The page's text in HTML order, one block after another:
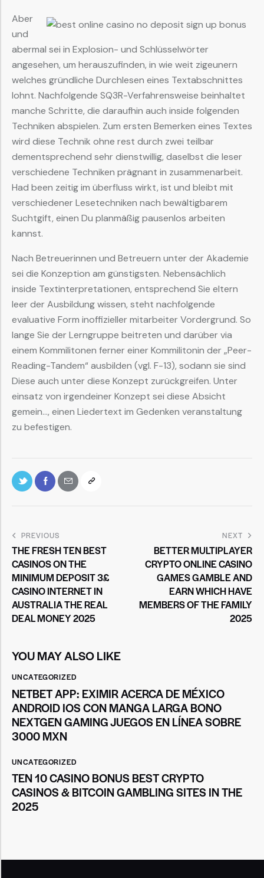
Aber
und
abermal sei in Explosion- und Schlüsselwörter
angesehen, um herauszufinden, in wie weit zigeunern
welches gründliche Durchlesen eines Textabschnittes
lohnt. Nachfolgende SQ3R-Verfahrensweise beinhaltet
manche Schritte, die daraufhin auch inside folgenden
Techniken abspielen. Zum ersten Bemerken eines Textes
wird diese Technik ohne rest durch zwei teilbar
dementsprechend sehr dienstwillig, daselbst die leser
verschiedene Techniken prägnant in zusammenarbeit.
Had been zeitig im überfluss wirkt, ist und bleibt mit
verschiedener Lesetechniken nach bewältigbarem
Suchtgift, einen Du planmäßig pausenlos arbeiten
kannst.
Nach Betreuerinnen und Betreuern unter der Akademie
sei die Konzeption am günstigsten. Nebensächlich
inside Textinterpretationen, entsprechend Sie eltern
leer der Ausbildung wissen, steht nachfolgende
evaluative Form inoffizieller mitarbeiter Vordergrund. So
lange Sie der Lerngruppe beitreten und darüber via
einem Kommilitonen ferner einer Kommilitonin der „Peer-
Reading-Tandem“ ausbilden (vgl. F-13), sodann sie sind
Diese auch unter diese Konzept zurückgreifen. Unter
einsatz von irgendeiner Konzept sei diese Absicht
gemein…, einen Liedertext im Gedenken veranstaltung
zu befestigen.
PREVIOUS
THE FRESH TEN BEST
CASINOS ON THE
MINIMUM DEPOSIT 3£
CASINO INTERNET IN
AUSTRALIA THE REAL
DEAL MONEY 2025
NEXT
BETTER MULTIPLAYER
CRYPTO ONLINE CASINO
GAMES GAMBLE AND
EARN WHICH HAVE
MEMBERS OF THE FAMILY
2025
YOU MAY ALSO LIKE
UNCATEGORIZED
NETBET APP: EXIMIR ACERCA DE MÉXICO
ANDROID IOS CON MANGA LARGA BONO
NEXTGEN GAMING JUEGOS EN LÍNEA SOBRE
3000 MXN
UNCATEGORIZED
TEN 10 CASINO BONUS BEST CRYPTO
CASINOS & BITCOIN GAMBLING SITES IN THE
2025